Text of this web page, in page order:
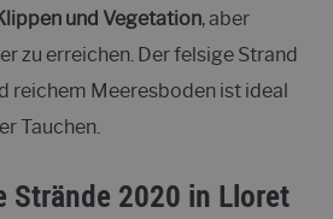
und Vegetation, aber
zu erreichen. Der felsige Strand
reichem Meeresboden ist ideal
Tauchen.
Strände 2020 in Lloret